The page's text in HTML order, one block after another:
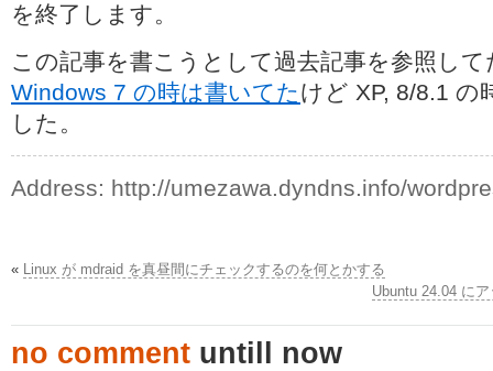
を終了します。
この記事を書こうとして過去記事を参照し
Windows 7 の時は書いてたけど XP, 8/8.1 の
した。
Address: http://umezawa.dyndns.info/
« Linux が mdraid を真昼間にチェックするのを何とかする
Ubuntu 24.04 に
no comment untill now